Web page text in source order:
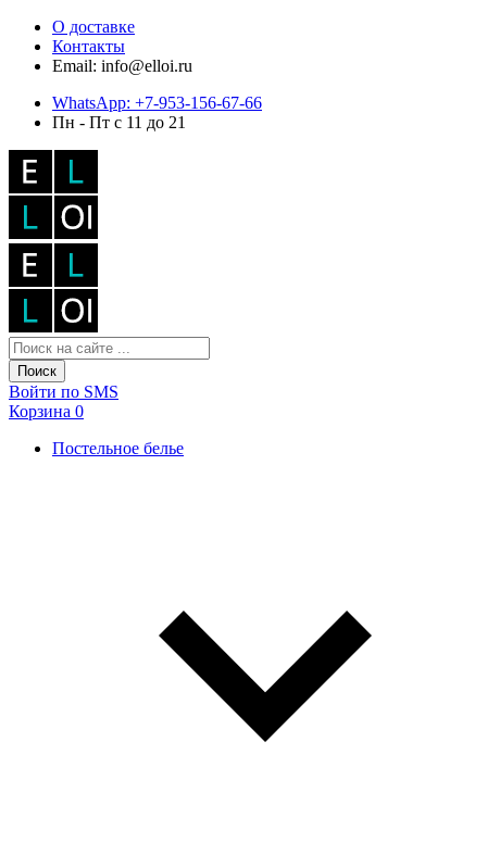
О доставке
Контакты
Email: info@elloi.ru
WhatsApp: +7-953-156-67-66
Пн - Пт с 11 до 21
Поиск
Войти по SMS
Корзина 0
Постельное белье